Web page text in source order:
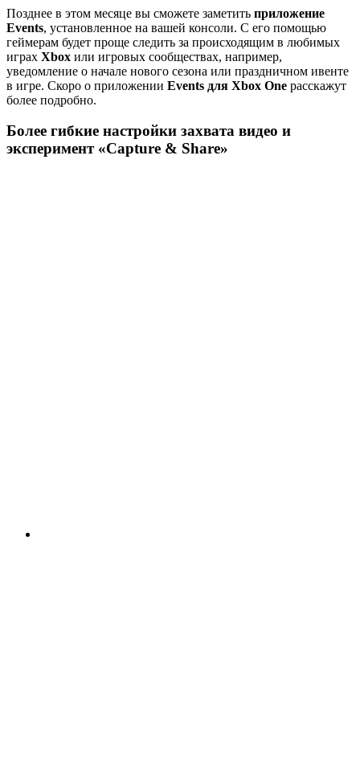
Позднее в этом месяце вы сможете заметить приложение
Events, установленное на вашей консоли. С его помощью
геймерам будет проще следить за происходящим в любимых
играх Xbox или игровых сообществах, например,
уведомление о начале нового сезона или праздничном ивенте
в игре. Скоро о приложении Events для Xbox One расскажут
более подробно.
Более гибкие настройки захвата видео и
эксперимент «Capture & Share»